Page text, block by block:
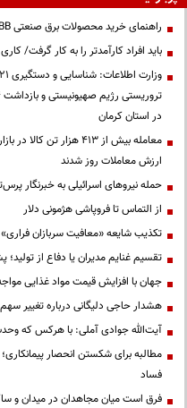
راهنمای خرید محصولات برق صنعتی ABB
باید افراد کارآمدتر را به کار
در استان کرمان
معامله بیش از ۴۱۳ هزار
ارزش معاملات روز شدند
حمله نیروهای اسرائیلی به خبرنگار
از التماس تا فروپاشی هژمونی دلار
تکذیب شایعه «معافیت سربازان فراری»
تقسیم غنایم مدیران یا دفاع از
جهان با افزایش قیمت مواد غذایی
هشدار حاجی دلیگانی درباره تغییر
آیت‌الله جوادی آملی: با هرکس که
مطالبه برای شکستن انحصار پیمانکاری؛
فساد
فرق است میان مجاهدان در میدان و